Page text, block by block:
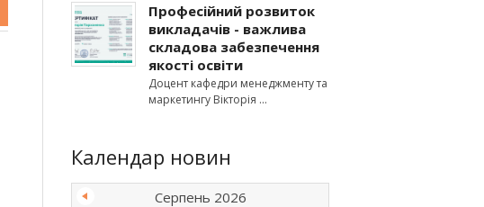
Професійний розвиток
викладачів - важлива
складова забезпечення
якості освіти
Доцент кафедри менеджменту та
маркетингу Вікторія
Календар новин
Серпень 2026